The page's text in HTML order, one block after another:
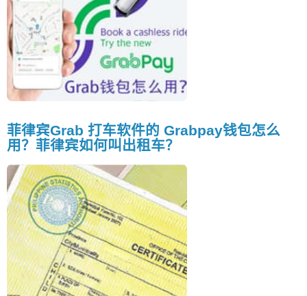
菲律宾Grab 打车软件的 Grabpay钱包怎么
用？菲律宾如何叫出租车？